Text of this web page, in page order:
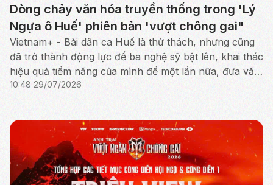
Dòng chảy văn hóa truyền thống trong 'Lý
Ngựa ô Huế' phiên bản 'vượt chông gai"
Vietnam+ - Bài dân ca Huế là thử thách, nhưng cũng
đã trở thành động lực để ba nghệ sỹ bật lên, khai thác
hiệu quả tiềm năng của mình để một lần nữa, đưa văn
hóa truyền thống tỏa sáng rực rỡ.
10:48 29/07/2026